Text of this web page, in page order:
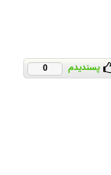
پسندیدم 0